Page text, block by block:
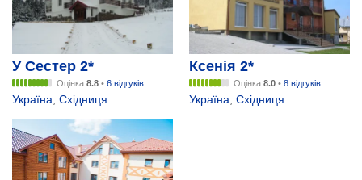
У Сестер 2*
Оцінка 8.8 • 6 відгуків
Україна, Східниця
Ксенія 2*
Оцінка 8.0 • 8 відгуків
Україна, Східниця